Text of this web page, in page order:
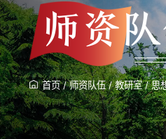
师资
首页/师资队伍/教研室/思